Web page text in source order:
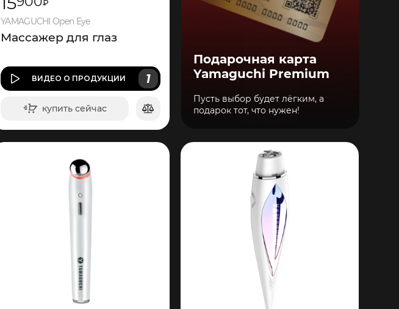
₽
YAMAGUCHI Open Eye
Массажер для глаз
ВИДЕО О ПРОДУКЦИИ 1
купить сейчас
в корзину
477
Подарочная карта
Yamaguchi Premium
Пусть выбор будет лёгким, а
подарок тот, что нужен!